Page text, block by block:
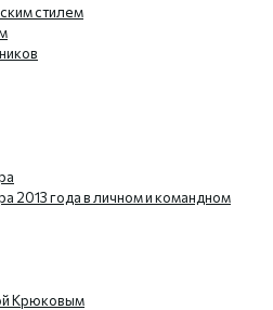
стилем
2013 года в личном и командном
Крюковым